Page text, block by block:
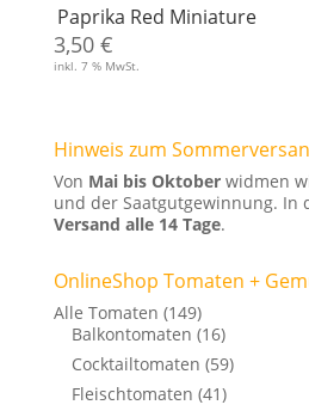
Paprika Red Miniature
3,50 €
inkl. 7 % MwSt.
Hinweis zum
Von Mai bis Oktoberwidmen
und der Saatgutgewinnung. In
Versand alle 14 Tage.
OnlineShop Tomaten +
Alle Tomaten (149)
Balkontomaten (16)
Cocktailtomaten (59)
Fleischtomaten (41)